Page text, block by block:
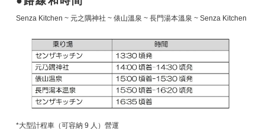
Senza Kitchen ~ 元之隅神社 ~ 俵山溫泉 ~ 長門湯本溫泉 ~ Senza Kitchen
*大型計程車（可容納 9 人）營運